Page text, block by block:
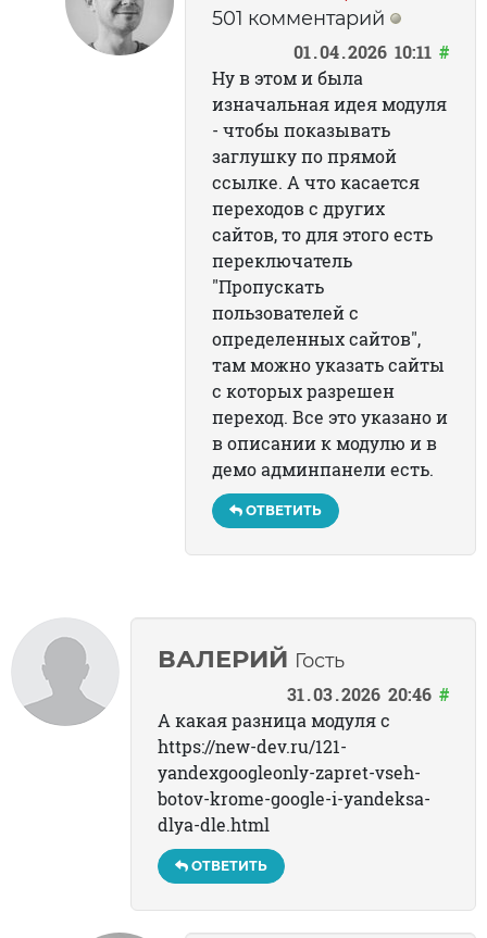
501 комментарий
01 04 2026 10:11 #
Ну в этом и была
изначальная идея модуля
- чтобы показывать
заглушку по прямой
ссылке. А что касается
переходов с других
сайтов, то для этого есть
переключатель
"Пропускать
пользователей с
определенных сайтов",
там можно указать сайты
с которых разрешен
переход. Все это указано и
в описании к модулю и в
демо админпанели есть.
ОТВЕТИТЬ
ВАЛЕРИЙ Гость
31 03 2026 20:46 #
А какая разница модуля с
https://new-dev.ru/121-
yandexgoogleonly-zapret-vseh-
botov-krome-google-i-yandeksa-
dlya-dle.html
ОТВЕТИТЬ